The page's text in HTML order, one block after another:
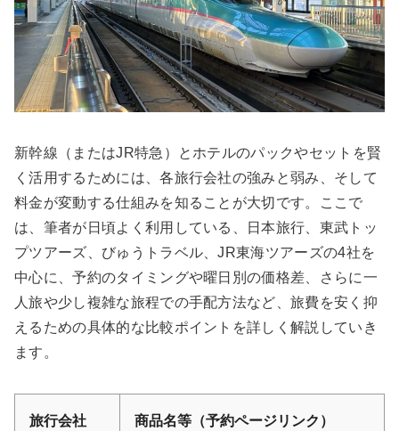
新幹線（またはJR特急）とホテルのパックやセットを賢
く活用するためには、各旅行会社の強みと弱み、そして
料金が変動する仕組みを知ることが大切です。ここで
は、筆者が日頃よく利用している、日本旅行、東武トッ
プツアーズ、びゅうトラベル、JR東海ツアーズの4社を
中心に、予約のタイミングや曜日別の価格差、さらに一
人旅や少し複雑な旅程での手配方法など、旅費を安く抑
えるための具体的な比較ポイントを詳しく解説していき
ます。
旅行会社 商品名等（予約ページリンク）